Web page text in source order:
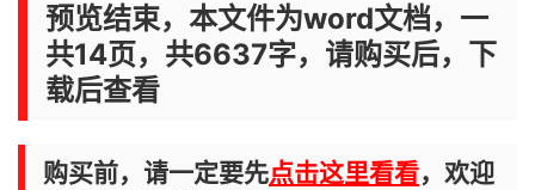
预览结束，本文件为word文档，一
共14页，共6637字，请购买后，下
载后查看
购买前，请一定要先点击这里看看，欢迎